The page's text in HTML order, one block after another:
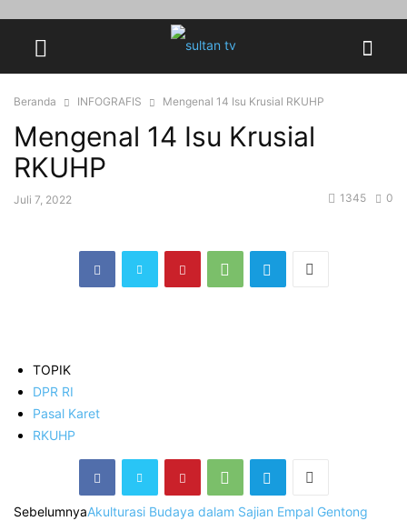
Beranda INFOGRAFIS Mengenal 14 Isu Krusial RKUHP
Mengenal 14 Isu Krusial
RKUHP
Juli 7, 2022 0
1345
TOPIK
DPR RI
Pasal Karet
RKUHP
SebelumnyaAkulturasi Budaya dalam Sajian Empal Gentong